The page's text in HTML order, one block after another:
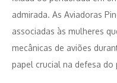
admirada. As Aviadoras
associadas às mulheres
mecânicas de aviões
papel crucial na defesa